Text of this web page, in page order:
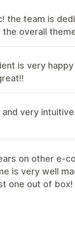
the team is
overall
is very
very
on other e-
is very well
one out of